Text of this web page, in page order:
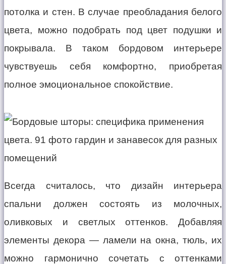
потолка и стен. В случае преобладания белого
цвета, можно подобрать под цвет подушки и
покрывала. В таком бордовом интерьере
чувствуешь себя комфортно, приобретая
полное эмоциональное спокойствие.
Всегда считалось, что дизайн интерьера
спальни должен состоять из молочных,
оливковых и светлых оттенков. Добавляя
элементы декора — ламели на окна, тюль, их
можно гармонично сочетать с оттенками